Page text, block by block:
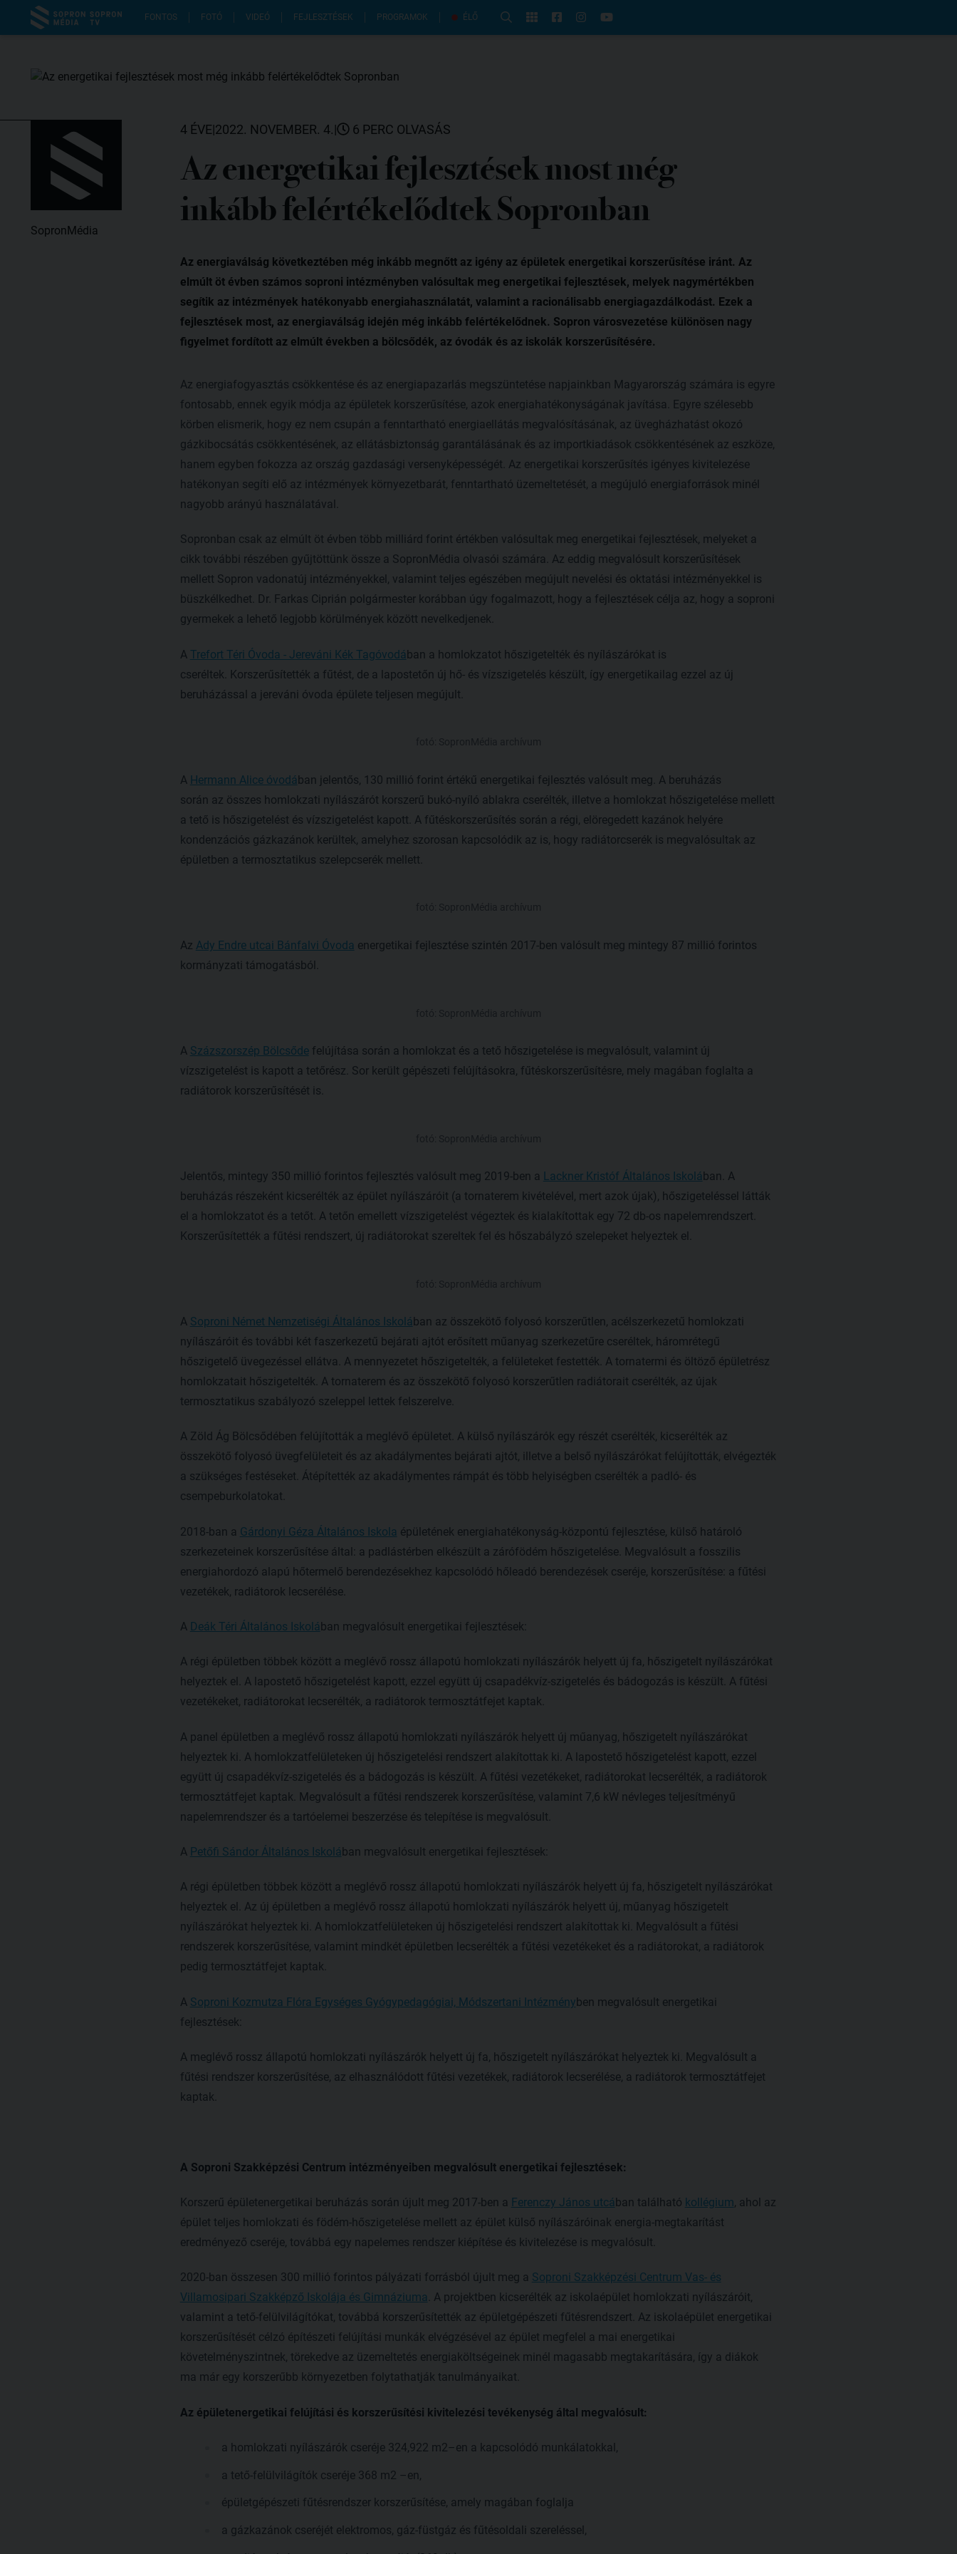
FONTOS FOTÓ VIDEÓ FEJLESZTÉSEK PROGRAMOK ÉLŐ
SopronMédia
4 ÉVE|2022. NOVEMBER. 4.| 6 PERC OLVASÁS
Az energetikai fejlesztések most még
inkább felértékelődtek Sopronban
Az energiaválság következtében még inkább megnőtt az igény az épületek energetikai korszerűsítése iránt. Az
elmúlt öt évben számos soproni intézményben valósultak meg energetikai fejlesztések, melyek nagymértékben
segítik az intézmények hatékonyabb energiahasználatát, valamint a racionálisabb energiagazdálkodást. Ezek a
fejlesztések most, az energiaválság idején még inkább felértékelődnek. Sopron városvezetése különösen nagy
figyelmet fordított az elmúlt években a bölcsődék, az óvodák és az iskolák korszerűsítésére.
Az energiafogyasztás csökkentése és az energiapazarlás megszüntetése napjainkban Magyarország számára is egyre
fontosabb, ennek egyik módja az épületek korszerűsítése, azok energiahatékonyságának javítása. Egyre szélesebb
körben elismerik, hogy ez nem csupán a fenntartható energiaellátás megvalósításának, az üvegházhatást okozó
gázkibocsátás csökkentésének, az ellátásbiztonság garantálásának és az importkiadások csökkentésének az eszköze,
hanem egyben fokozza az ország gazdasági versenyképességét. Az energetikai korszerűsítés igényes kivitelezése
hatékonyan segíti elő az intézmények környezetbarát, fenntartható üzemeltetését, a megújuló energiaforrások minél
nagyobb arányú használatával.
Sopronban csak az elmúlt öt évben több milliárd forint értékben valósultak meg energetikai fejlesztések, melyeket a
cikk további részében gyűjtöttünk össze a SopronMédia olvasói számára. Az eddig megvalósult korszerűsítések
mellett Sopron vadonatúj intézményekkel, valamint teljes egészében megújult nevelési és oktatási intézményekkel is
büszkélkedhet. Dr. Farkas Ciprián polgármester korábban úgy fogalmazott, hogy a fejlesztések célja az, hogy a soproni
gyermekek a lehető legjobb körülmények között nevelkedjenek.
A Trefort Téri Óvoda - Jereváni Kék Tagóvodában a homlokzatot hőszigetelték és nyílászárókat is
cseréltek. Korszerűsítették a fűtést, de a lapostetőn új hő- és vízszigetelés készült, így energetikailag ezzel az új
beruházással a jereváni óvoda épülete teljesen megújult.
A Hermann Alice óvodában jelentős, 130 millió forint értékű energetikai fejlesztés valósult meg. A beruházás
során az összes homlokzati nyílászárót korszerű bukó-nyíló ablakra cserélték, illetve a homlokzat hőszigetelése mellett
a tető is hőszigetelést és vízszigetelést kapott. A fűtéskorszerűsítés során a régi, elöregedett kazánok helyére
kondenzációs gázkazánok kerültek, amelyhez szorosan kapcsolódik az is, hogy radiátorcserék is megvalósultak az
épületben a termosztatikus szelepcserék mellett.
Az Ady Endre utcai Bánfalvi Óvoda energetikai fejlesztése szintén 2017-ben valósult meg mintegy 87 millió forintos
kormányzati támogatásból.
A Százszorszép Bölcsődefelújítása során a homlokzat és a tető hőszigetelése is megvalósult, valamint új
vízszigetelést is kapott a tetőrész. Sor került gépészeti felújításokra, fűtéskorszerűsítésre, mely magában foglalta a
radiátorok korszerűsítését is.
Jelentős, mintegy 350 millió forintos fejlesztés valósult meg 2019-ben a Lackner Kristóf Általános Iskolában. A
beruházás részeként kicserélték az épület nyílászáróit (a tornaterem kivételével, mert azok újak), hőszigeteléssel látták
el a homlokzatot és a tetőt. A tetőn emellett vízszigetelést végeztek és kialakítottak egy 72 db-os napelemrendszert.
Korszerűsítették a fűtési rendszert, új radiátorokat szereltek fel és hőszabályzó szelepeket helyeztek el.
A Soproni Német Nemzetiségi Általános Iskolában az összekötő folyosó korszerűtlen, acélszerkezetű homlokzati
nyílászáróit és további két faszerkezetű bejárati ajtót erősített műanyag szerkezetűre cseréltek, háromrétegű
hőszigetelő üvegezéssel ellátva. A mennyezetet hőszigetelték, a felületeket festették. A tornatermi és öltöző épületrész
homlokzatait hőszigetelték. A tornaterem és az összekötő folyosó korszerűtlen radiátorait cserélték, az újak
termosztatikus szabályozó szeleppel lettek felszerelve.
A Zöld Ág Bölcsődében felújították a meglévő épületet. A külső nyílászárók egy részét cserélték, kicserélték az
összekötő folyosó üvegfelületeit és az akadálymentes bejárati ajtót, illetve a belső nyílászárókat felújították, elvégezték
a szükséges festéseket. Átépítették az akadálymentes rámpát és több helyiségben cserélték a padló- és
csempeburkolatokat.
2018-ban a Gárdonyi Géza Általános Iskola épületének energiahatékonyság-központú fejlesztése, külső határoló
szerkezeteinek korszerűsítése által: a padlástérben elkészült a zárófödém hőszigetelése. Megvalósult a fosszilis
energiahordozó alapú hőtermelő berendezésekhez kapcsolódó hőleadó berendezések cseréje, korszerűsítése: a fűtési
vezetékek, radiátorok lecserélése.
A Deák Téri Általános Iskolában megvalósult energetikai fejlesztések:
A régi épületben többek között a meglévő rossz állapotú homlokzati nyílászárók helyett új fa, hőszigetelt nyílászárókat
helyeztek el. A lapostető hőszigetelést kapott, ezzel együtt új csapadékvíz-szigetelés és bádogozás is készült. A fűtési
vezetékeket, radiátorokat lecserélték, a radiátorok termosztátfejet kaptak.
A panel épületben a meglévő rossz állapotú homlokzati nyílászárók helyett új műanyag, hőszigetelt nyílászárókat
helyeztek ki. A homlokzatfelületeken új hőszigetelési rendszert alakítottak ki. A lapostető hőszigetelést kapott, ezzel
együtt új csapadékvíz-szigetelés és a bádogozás is készült. A fűtési vezetékeket, radiátorokat lecserélték, a radiátorok
termosztátfejet kaptak. Megvalósult a fűtési rendszerek korszerűsítése, valamint 7,6 kW névleges teljesítményű
napelemrendszer és a tartóelemei beszerzése és telepítése is megvalósult.
A Petőfi Sándor Általános Iskolában megvalósult energetikai fejlesztések:
A régi épületben többek között a meglévő rossz állapotú homlokzati nyílászárók helyett új fa, hőszigetelt nyílászárókat
helyeztek el. Az új épületben a meglévő rossz állapotú homlokzati nyílászárók helyett új, műanyag hőszigetelt
nyílászárókat helyeztek ki. A homlokzatfelületeken új hőszigetelési rendszert alakítottak ki. Megvalósult a fűtési
rendszerek korszerűsítése, valamint mindkét épületben lecserélték a fűtési vezetékeket és a radiátorokat, a radiátorok
pedig termosztátfejet kaptak.
A Soproni Kozmutza Flóra Egységes Gyógypedagógiai, Módszertani Intézményben megvalósult energetikai
fejlesztések:
A meglévő rossz állapotú homlokzati nyílászárók helyett új fa, hőszigetelt nyílászárókat helyeztek ki. Megvalósult a
fűtési rendszer korszerűsítése, az elhasználódott fűtési vezetékek, radiátorok lecserélése, a radiátorok termosztátfejet
kaptak.
A Soproni Szakképzési Centrum intézményeiben megvalósult energetikai fejlesztések:
Korszerű épületenergetikai beruházás során újult meg 2017-ben a Ferenczy János utcában található kollégium, ahol az
épület teljes homlokzati és födém-hőszigetelése mellett az épület külső nyílászáróinak energia-megtakarítást
eredményező cseréje, továbbá egy napelemes rendszer kiépítése és kivitelezése is megvalósult.
2020-ban összesen 300 millió forintos pályázati forrásból újult meg a Soproni Szakképzési Centrum Vas- és
Villamosipari Szakképző Iskolája és Gimnáziuma . A projektben kicserélték az iskolaépület homlokzati nyílászáróit,
valamint a tető-felülvilágítókat, továbbá korszerűsítették az épületgépészeti fűtésrendszert. Az iskolaépület energetikai
korszerűsítését célzó építészeti felújítási munkák elvégzésével az épület megfelel a mai energetikai
követelményszintnek, törekedve az üzemeltetés energiaköltségeinek minél magasabb megtakarítására, így a diákok
ma már egy korszerűbb környezetben folytathatják tanulmányaikat.
Az épületenergetikai felújítási és korszerűsítési kivitelezési tevékenység által megvalósult:
a homlokzati nyílászárók cseréje 324,922 m2–en a kapcsolódó munkálatokkal,
a tető-felülvilágítók cseréje 368 m2 –en,
épületgépészeti fűtésrendszer korszerűsítése, amely magában foglalja
a gázkazánok cseréjét elektromos, gáz-füstgáz és fűtésoldali szereléssel,